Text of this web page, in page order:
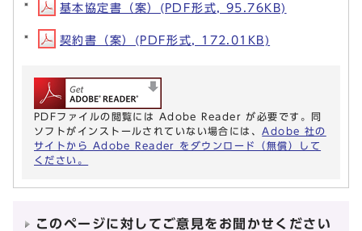
基本協定書（案）(PDF形式, 95.76KB)
契約書（案）(PDF形式, 172.01KB)
PDFファイルの閲覧には Adobe Reader が必要です。同
ソフトがインストールされていない場合には、 Adobe 社の
サイトから Adobe Reader をダウンロード（無償）して
ください。
このページに対してご意見をお聞かせください